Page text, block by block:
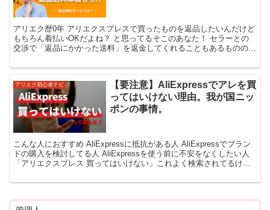
アリエク歴0年 アリエクスプレスで買ったものを返品したいんだけど
もちろん着払いOKだよね？ と思ってるそこのあなた！ セラーとの
交渉で「返品にかかった送料」を返金してくれることもあるものの
アリエク初心者ナビ
【要注意】AliExpressでアレを買
ってはいけない理由。我が国ニッ
ポンの事情。
こんな人におすすめ AliExpressに抵抗がある人 AliExpressでブラン
ドの購入を検討してる人 AliExpressを使う前に不安をなくしたい人
「アリエクスプレス 買ってはいけない」これよく検索されてるけ